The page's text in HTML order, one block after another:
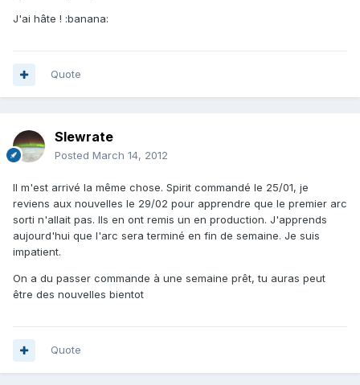
J'ai hâte ! :banana:
Quote
Slewrate
Posted March 14, 2012
Il m'est arrivé la même chose. Spirit commandé le 25/01, je
reviens aux nouvelles le 29/02 pour apprendre que le premier arc
sorti n'allait pas. Ils en ont remis un en production. J'apprends
aujourd'hui que l'arc sera terminé en fin de semaine. Je suis
impatient.
On a du passer commande à une semaine prêt, tu auras peut
être des nouvelles bientot
Quote